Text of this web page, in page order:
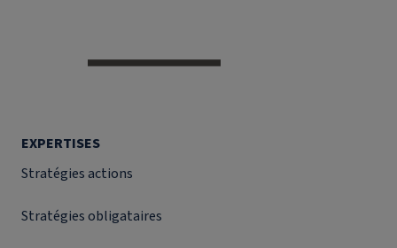
EXPERTISES
Stratégies actions
Stratégies obligataires